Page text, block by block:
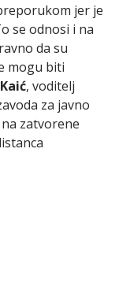
jer je
se odnosi i na
da su
mogu biti
, voditelj
za javno
zatvorene